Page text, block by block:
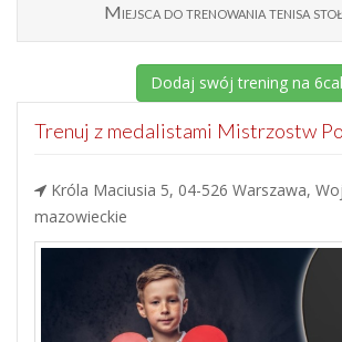
Miejsca do trenowania tenisa
Dodaj swój trening na
Trenuj z medalistami Mistrzostw
Króla Maciusia 5, 04-526 Warszawa,
mazowieckie